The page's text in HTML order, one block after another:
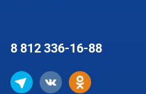
8 812336-16-88